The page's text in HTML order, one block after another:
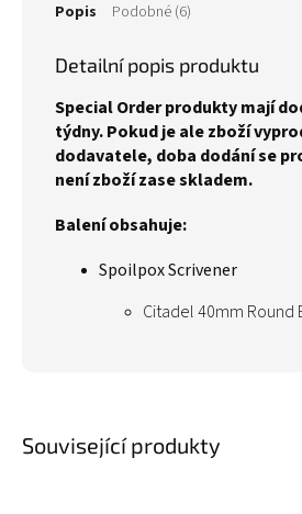
Související produkty
Popis Podobné (6)
Detailní popis produktu
Special Order produkty mají
týdny. Pokud je ale zboží
dodavatele, doba dodání se
není zboží zase skladem.
Balení obsahuje:
Spoilpox Scrivener
Citadel 40mm Round